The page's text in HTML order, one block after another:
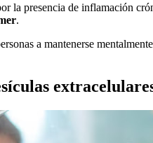
la presencia de inflamación
.
a mantenerse